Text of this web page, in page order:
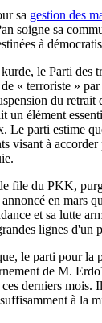
sa gestion des
soigne sa
à
le Parti des
« terroriste »
du retrait
un élément
Le parti estime
visant à
file du PKK,
en mars
et sa lutte
lignes d'un
le parti pour la
de M.
derniers mois.
à la